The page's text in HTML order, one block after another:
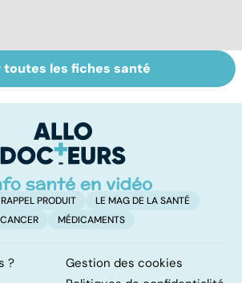
Les aidants
familiaux aussi
toutes les fiches santé
RAPPEL PRODUIT
LE MAG DE LA SANTÉ
CANCER
MÉDICAMENTS
?
Gestion des cookies